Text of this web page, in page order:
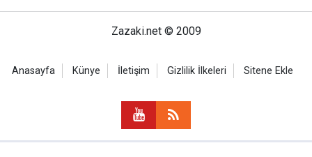
Zazaki.net © 2009
Anasayfa Künye İletişim Gizlilik İlkeleri Sitene Ekle